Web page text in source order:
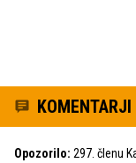
KOMENTARJI
Opozorilo: 297. členu